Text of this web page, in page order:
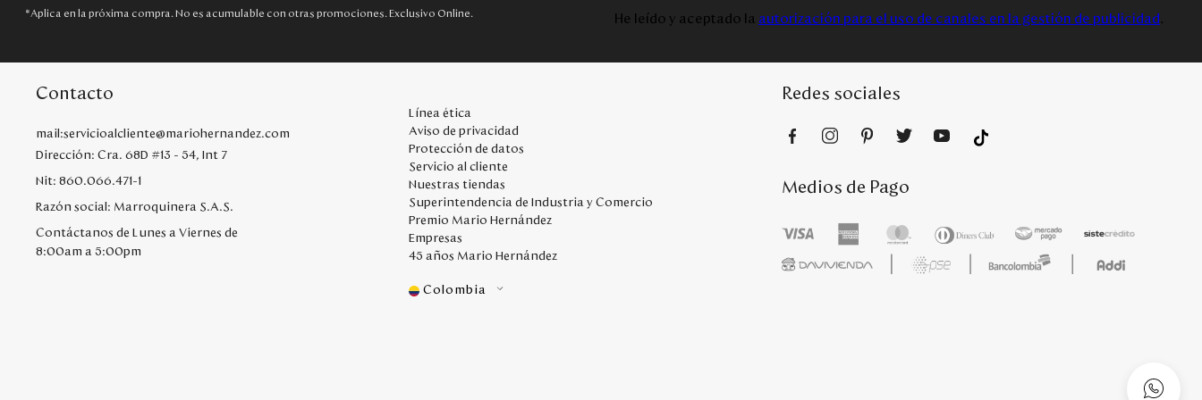
*Aplica en la próxima compra. No es acumulable con otras promociones. Exclusivo Online. He leído y aceptado la autorización para el uso de canales en la gestión de publicidad .
Contacto
mail:servicioalcliente@mariohernandez.com
Dirección: Cra. 68D #13 - 54, Int 7
Nit: 860.066.471-1
Razón social: Marroquinera S.A.S.
Contáctanos de Lunes a Viernes de
8:00am a 5:00pm
Línea ética
Aviso de privacidad
Protección de datos
Servicio al cliente
Nuestras tiendas
Superintendencia de Industria y Comercio
Premio Mario Hernández
Empresas
45 años Mario Hernández
Colombia
Redes sociales
Medios de Pago